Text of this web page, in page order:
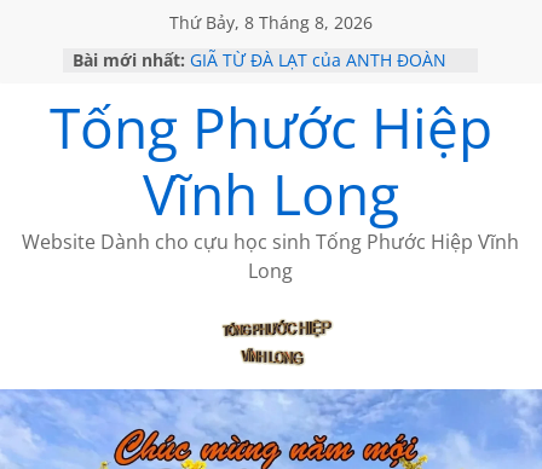
Thứ Bảy, 8 Tháng 8, 2026
Bài mới nhất: GIÃ TỪ ĐÀ LẠT của ANTH ĐOÀN
KHÔNG ĐỀ 20 CỦA THÁI LÃO
KHÔNG ĐỀ 19 CỦA THÁI LÃO
CHÙM THƠ CỦA BÍCH HÀ
Tống Phước Hiệp
Vĩnh Long
Website Dành cho cựu học sinh Tống Phước Hiệp Vĩnh
Long